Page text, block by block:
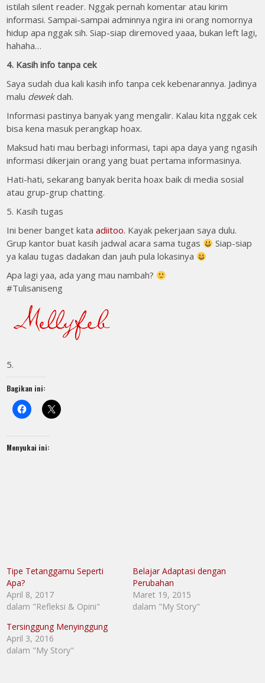
istilah silent reader. Nggak pernah komentar atau kirim
informasi. Sampai-sampai adminnya ngira ini orang nomornya
hidup apa nggak sih. Siap-siap diremoved yaaa, bukan left lagi,
hahaha…
4. Kasih info tanpa cek
Saya sudah dua kali kasih info tanpa cek kebenarannya. Jadinya
malu dewekdah.
Informasi pastinya banyak yang mengalir. Kalau kita nggak cek
bisa kena masuk perangkap hoax.
Maksud hati mau berbagi informasi, tapi apa daya yang ngasih
informasi dikerjain orang yang buat pertama informasinya.
Hati-hati, sekarang banyak berita hoax baik di media sosial
atau grup-grup chatting.
5. Kasih tugas
Ini bener banget kataadiitoo. Kayak pekerjaan saya dulu.
Grup kantor buat kasih jadwal acara sama tugas
Siap-siap
ya kalau tugas dadakan dan jauh pula lokasinya
Apa lagi yaa, ada yang mau nambah?
#Tulisaniseng
5.
Bagikan ini:
Menyukai ini:
Tipe Tetanggamu Seperti
Apa?
April 8, 2017
dalam "Refleksi & Opini"
Belajar Adaptasi dengan
Perubahan
Maret 19, 2015
dalam "My Story"
Tersinggung Menyinggung
April 3, 2016
dalam "My Story"